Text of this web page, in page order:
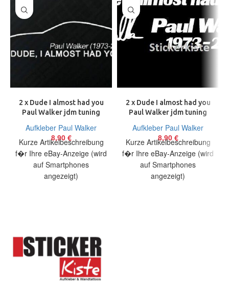
2 x Dude I almost had you
Paul Walker jdm tuning
Aufkleber Paul Walker
8,90 €
Kurze Artikelbeschreibung
f�r Ihre eBay-Anzeige (wird
auf Smartphones
angezeigt)
2 x Dude I almost had you
Paul Walker jdm tuning
Aufkleber Paul Walker
8,90 €
Kurze Artikelbeschreibung
f�r Ihre eBay-Anzeige (wird
auf Smartphones
angezeigt)